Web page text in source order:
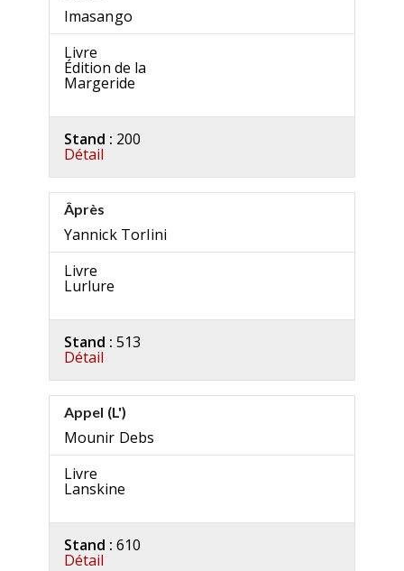
Imasango
Livre
Édition de la
Margeride
Stand : 200
Détail
Âprès
Yannick Torlini
Livre
Lurlure
Stand : 513
Détail
Appel (L')
Mounir Debs
Livre
Lanskine
Stand : 610
Détail